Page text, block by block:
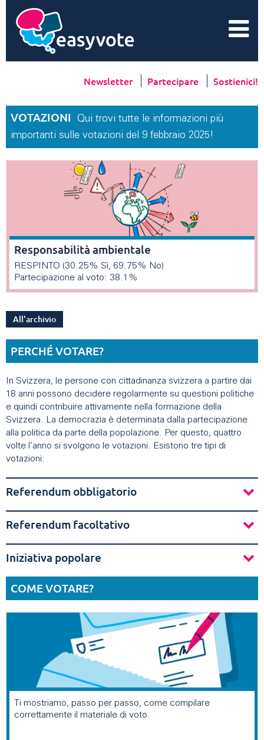
Newsletter Partecipare Sostienici!
VOTAZIONI
Qui trovi tutte le informazioni più
importanti sulle votazioni del 9 febbraio 2025!
Responsabilità ambientale
RESPINTO (30.25% Sì, 69.75% No)
Partecipazione al voto: 38.1%
All'archivio
PERCHÉ VOTARE?
In Svizzera, le persone con cittadinanza svizzera a partire dai
18 anni possono decidere regolarmente su questioni politiche
e quindi contribuire attivamente nella formazione della
Svizzera. La democrazia è determinata dalla partecipazione
alla politica da parte della popolazione. Per questo, quattro
volte l’anno si svolgono le votazioni. Esistono tre tipi di
votazioni:
Referendum obbligatorio
Referendum facoltativo
Iniziativa popolare
COME VOTARE?
Ti mostriamo, passo per passo, come compilare
correttamente il materiale di voto.